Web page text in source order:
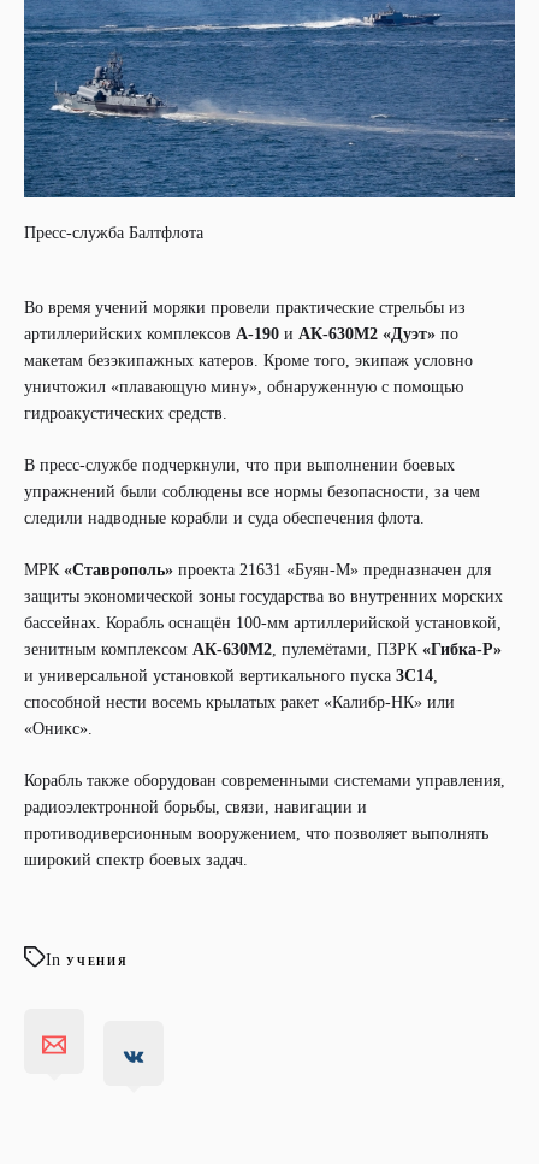
Пресс-служба Балтфлота
Во время учений моряки провели практические стрельбы из
артиллерийских комплексов А-190 и АК-630М2 «Дуэт» по
макетам безэкипажных катеров. Кроме того, экипаж условно
уничтожил «плавающую мину», обнаруженную с помощью
гидроакустических средств.
В пресс-службе подчеркнули, что при выполнении боевых
упражнений были соблюдены все нормы безопасности, за чем
следили надводные корабли и суда обеспечения флота.
МРК «Ставрополь» проекта 21631 «Буян-М» предназначен для
защиты экономической зоны государства во внутренних морских
бассейнах. Корабль оснащён 100-мм артиллерийской установкой,
зенитным комплексом АК-630М2 , пулемётами, ПЗРК «Гибка-Р»
и универсальной установкой вертикального пуска 3С14
способной нести восемь крылатых ракет «Калибр-НК» или
«Оникс».
Корабль также оборудован современными системами управления,
радиоэлектронной борьбы, связи, навигации и
противодиверсионным вооружением, что позволяет выполнять
широкий спектр боевых задач.
In УЧЕНИЯ